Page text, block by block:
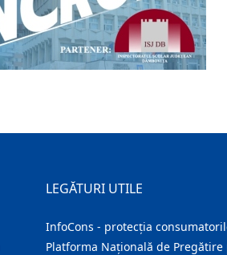
LEGĂTURI UTILE
InfoCons - protecția
Platforma Națională de Pregătire